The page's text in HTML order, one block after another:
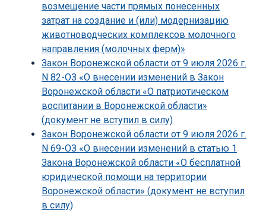
возмещение части прямых понесенных
затрат на создание и (или) модернизацию
животноводческих комплексов молочного
направления (молочных ферм)»
Закон Воронежской области от 9 июля 2026 г.
N 82-ОЗ «О внесении изменений в Закон
Воронежской области «О патриотическом
воспитании в Воронежской области»
(документ не вступил в силу)
Закон Воронежской области от 9 июля 2026 г.
N 69-ОЗ «О внесении изменений в статью 1
Закона Воронежской области «О бесплатной
юридической помощи на территории
Воронежской области» (документ не вступил
в силу)